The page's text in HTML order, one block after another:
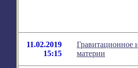
11.02.2019
15:15
Гравитационное
материи